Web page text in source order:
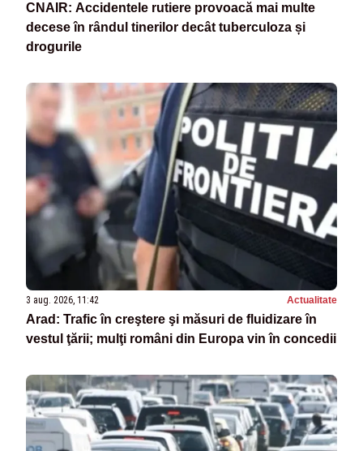
CNAIR: Accidentele rutiere provoacă mai multe
decese în rândul tinerilor decât tuberculoza și
drogurile
3 aug. 2026, 11:42 Actualitate
Arad: Trafic în creştere şi măsuri de fluidizare în
vestul ţării; mulţi români din Europa vin în concedii